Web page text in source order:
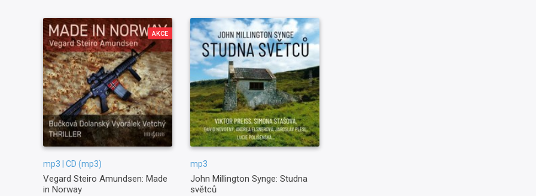
AKCE
mp3 | CD (mp3)
Vegard Steiro Amundsen: Made
in Norway
mp3
John Millington Synge: Studna
světců